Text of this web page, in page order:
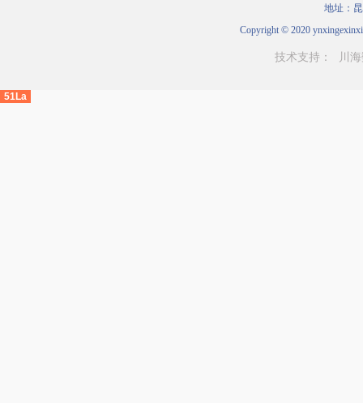
地址：
Copyright © 2020
技术支持： 川
51La